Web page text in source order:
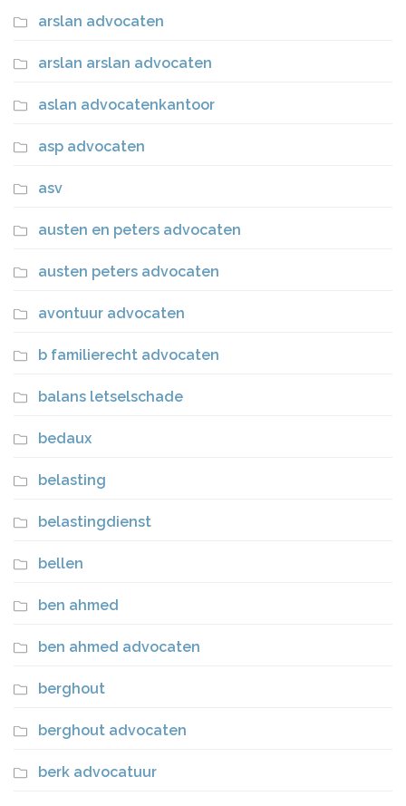
arslan advocaten
arslan arslan advocaten
aslan advocatenkantoor
asp advocaten
asv
austen en peters advocaten
austen peters advocaten
avontuur advocaten
b familierecht advocaten
balans letselschade
bedaux
belasting
belastingdienst
bellen
ben ahmed
ben ahmed advocaten
berghout
berghout advocaten
berk advocatuur